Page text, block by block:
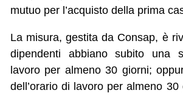
mutuo per l’acquisto della prima
La misura, gestita da Consap, è
dipendenti abbiano subito una
lavoro per almeno 30 giorni;
dell’orario di lavoro per almeno